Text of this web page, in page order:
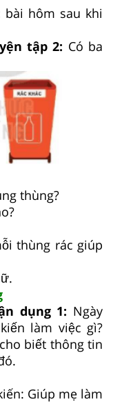
bài hôm sau khi
tập 2: Có ba
thùng?
thùng rác giúp
dụng 1: Ngày
làm việc gì?
biết thông tin
Giúp mẹ làm